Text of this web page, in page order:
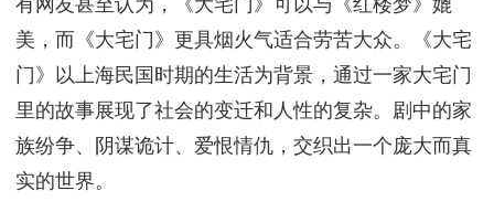
《大宅门》：一部影响后世的经典，媲美《红楼梦》